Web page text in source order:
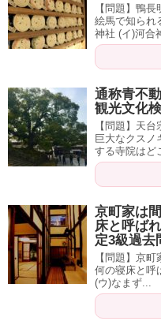
【問題】鴨
絵馬で知られ
神社 (イ)河合
通称青不
観光文化
【問題】天
巨大なクスノ
する寺院はど
京町家は
床と呼ば
定3級過去
【問題】京
何の寝床と呼
(ウ)なまず...